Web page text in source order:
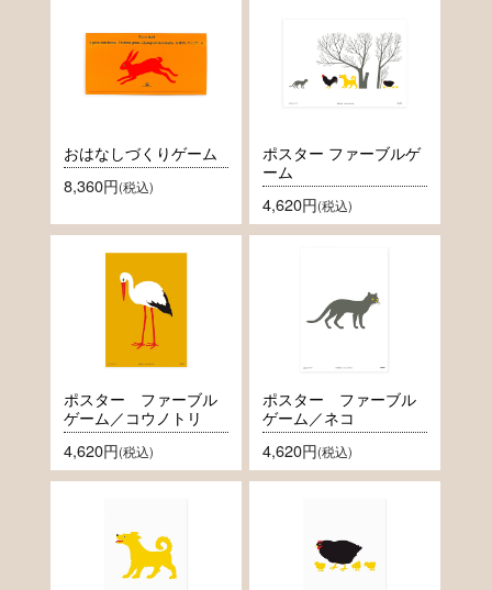
おはなしづくりゲーム
8,360円(税込)
ポスター ファーブルゲ
ーム
4,620円(税込)
ポスター ファーブル
ゲーム／コウノトリ
4,620円(税込)
ポスター ファーブル
ゲーム／ネコ
4,620円(税込)